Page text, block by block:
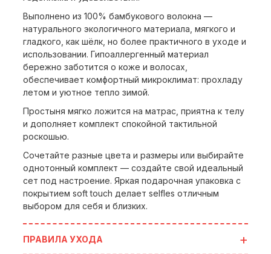
Выполнено из 100% бамбукового волокна —
натурального экологичного материала, мягкого и
гладкого, как шёлк, но более практичного в уходе и
использовании. Гипоаллергенный материал
бережно заботится о коже и волосах,
обеспечивает комфортный микроклимат: прохладу
летом и уютное тепло зимой.
Простыня мягко ложится на матрас, приятна к телу
и дополняет комплект спокойной тактильной
роскошью.
Сочетайте разные цвета и размеры или выбирайте
однотонный комплект — создайте свой идеальный
сет под настроение. Яркая подарочная упаковка с
покрытием soft touch делает selfles отличным
выбором для себя и близких.
ПРАВИЛА УХОДА